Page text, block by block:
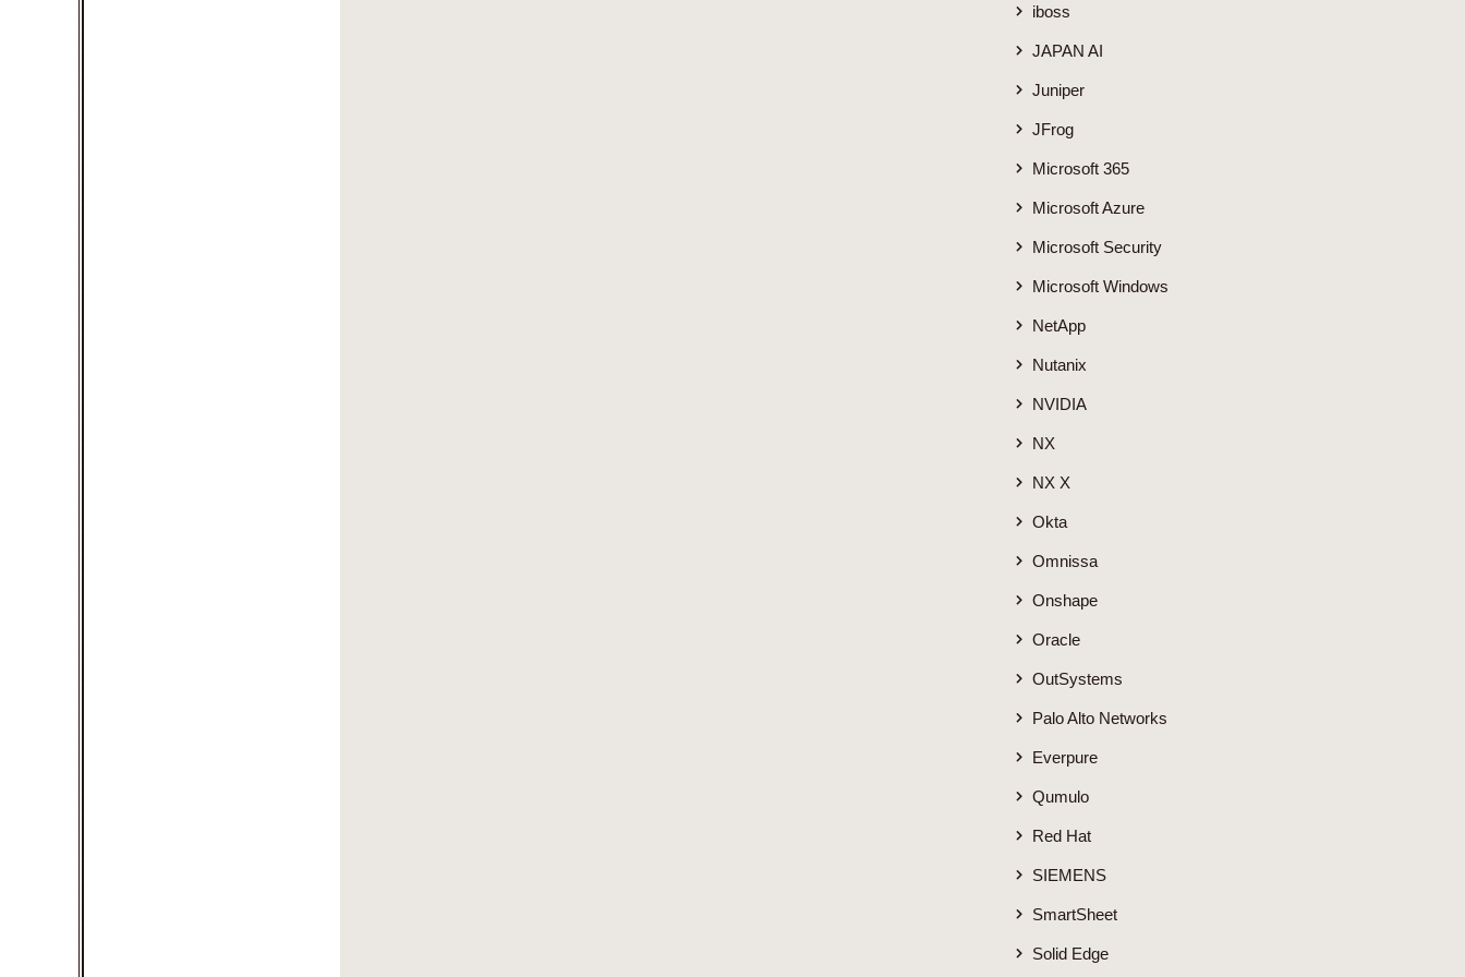
iboss
JAPAN AI
Juniper
JFrog
Microsoft 365
Microsoft Azure
Microsoft Security
Microsoft Windows
NetApp
Nutanix
NVIDIA
NX
NX X
Okta
Omnissa
Onshape
Oracle
OutSystems
Palo Alto Networks
Everpure
Qumulo
Red Hat
SIEMENS
SmartSheet
Solid Edge